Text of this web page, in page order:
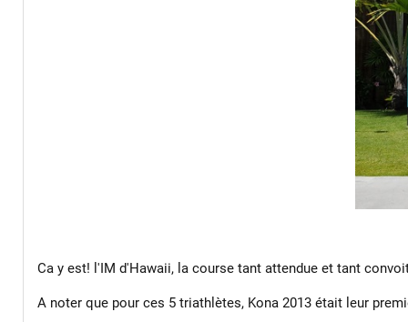
Ca y est! l'IM d'Hawaii, la course tant attendue et tant
A noter que pour ces 5 triathlètes, Kona 2013 était leur